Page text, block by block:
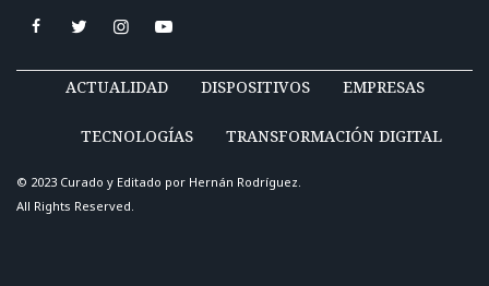
ACTUALIDAD DISPOSITIVOS EMPRESAS
TECNOLOGÍAS TRANSFORMACIÓN DIGITAL
© 2023 Curado y Editado por Hernán Rodríguez.
All Rights Reserved.